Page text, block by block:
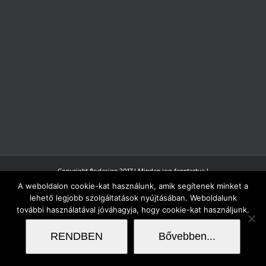
Copyright flodesign 2017 | Minden jog fenntartva |
A weboldalon cookie-kat használunk, amik segítenek minket a
lehető legjobb szolgáltatások nyújtásában. Weboldalunk
további használatával jóváhagyja, hogy cookie-kat használjunk.
RENDBEN Bővebben...